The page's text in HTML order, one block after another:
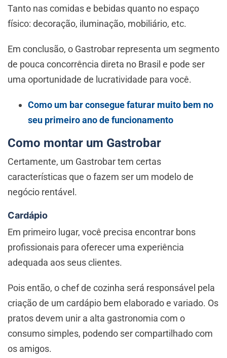
Tanto nas comidas e bebidas quanto no espaço
físico: decoração, iluminação, mobiliário, etc.
Em conclusão, o Gastrobar representa um segmento
de pouca concorrência direta no Brasil e pode ser
uma oportunidade de lucratividade para você.
Como um bar consegue faturar muito bem no
seu primeiro ano de funcionamento
Como montar um Gastrobar
Certamente, um Gastrobar tem certas
características que o fazem ser um modelo de
negócio rentável.
Cardápio
Em primeiro lugar, você precisa encontrar bons
profissionais para oferecer uma experiência
adequada aos seus clientes.
Pois então, o chef de cozinha será responsável pela
criação de um cardápio bem elaborado e variado. Os
pratos devem unir a alta gastronomia com o
consumo simples, podendo ser compartilhado com
os amigos.